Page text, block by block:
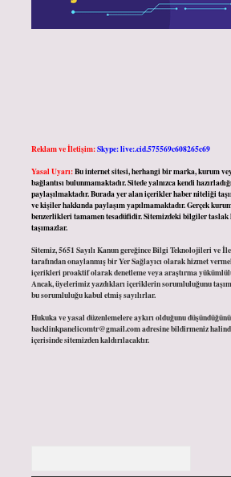
Reklam ve İletişim:Skype: live:.cid.575569c608265c69
Yasal Uyarı:Bu internet sitesi, herhangi bir marka, kurum
bağlantısı bulunmamaktadır. Sitede yalnızca kendi
paylaşılmaktadır. Burada yer alan içerikler haber niteliği
ve kişiler hakkında paylaşım yapılmamaktadır. Gerçek
benzerlikleri tamamen tesadüfidir. Sitemizdeki bilgiler
taşımazlar.
Sitemiz, 5651 Sayılı Kanun gereğince Bilgi Teknolojileri ve
tarafından onaylanmış bir Yer Sağlayıcı olarak hizmet
içerikleri proaktif olarak denetleme veya araştırma
Ancak, üyelerimiz yazdıkları içeriklerin sorumluluğunu
bu sorumluluğu kabul etmiş sayılırlar.
Hukuka ve yasal düzenlemelere aykırı olduğunu
backlinkpanelicomtr@gmail.comadresine bildirmeniz
içerisinde sitemizden kaldırılacaktır.